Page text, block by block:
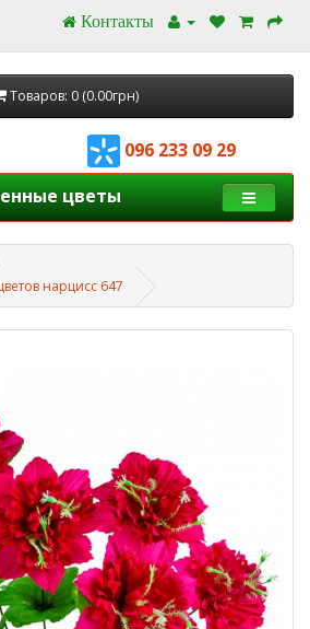
Контакты
Товаров: 0 (0.00грн)
096 233 09 29
цветы
нарцисс 647